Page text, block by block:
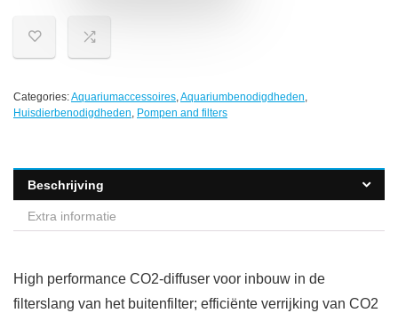
Categories:Aquariumaccessoires,Aquariumbenodigdheden,
Huisdierbenodigdheden, Pompen and filters
Beschrijving
Extra informatie
High performance CO2-diffuser voor inbouw in de
filterslang van het buitenfilter; efficiënte verrijking van CO2